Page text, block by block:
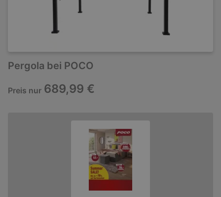
Pergola bei POCO
Preis nur 689,99 €